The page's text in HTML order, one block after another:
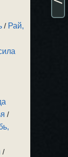
/ Рай,
/
/